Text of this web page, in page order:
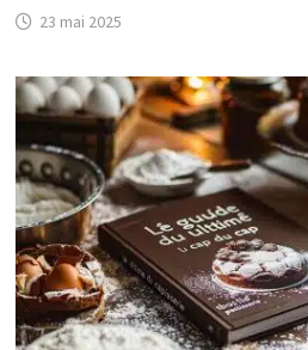
23 mai 2025